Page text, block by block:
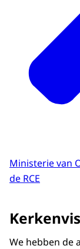
Ministerie van
de RCE
We hebben de